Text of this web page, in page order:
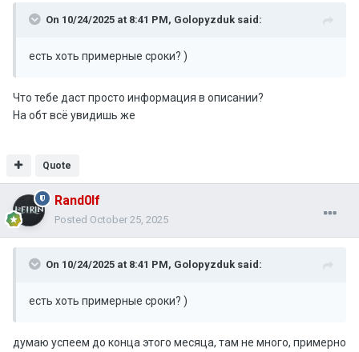
On 10/24/2025 at 8:41 PM, Golopyzduk said:
есть хоть примерные сроки? )
Что тебе даст просто информация в описании?
На обт всё увидишь же
Quote
Rand0lf
Posted October 25, 2025
On 10/24/2025 at 8:41 PM, Golopyzduk said:
есть хоть примерные сроки? )
думаю успеем до конца этого месяца, там не много, примерно